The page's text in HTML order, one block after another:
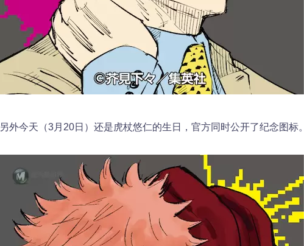
另外今天（3月20日）还是虎杖悠仁的生日，官方同时公开了纪念图标。